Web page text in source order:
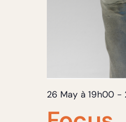
26 May à 19h00 -